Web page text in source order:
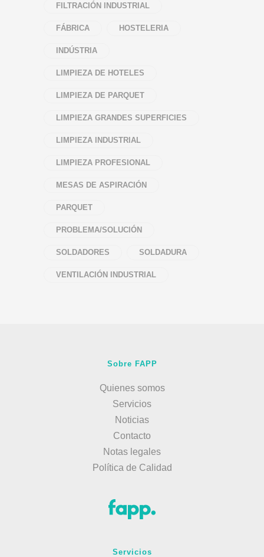
FILTRACIÓN INDUSTRIAL
FÁBRICA HOSTELERIA
INDÚSTRIA
LIMPIEZA DE HOTELES
LIMPIEZA DE PARQUET
LIMPIEZA GRANDES SUPERFICIES
LIMPIEZA INDUSTRIAL
LIMPIEZA PROFESIONAL
MESAS DE ASPIRACIÓN
PARQUET
PROBLEMA/SOLUCIÓN
SOLDADORES SOLDADURA
VENTILACIÓN INDUSTRIAL
Sobre FAPP
Quienes somos
Servicios
Noticias
Contacto
Notas legales
Política de Calidad
Servicios